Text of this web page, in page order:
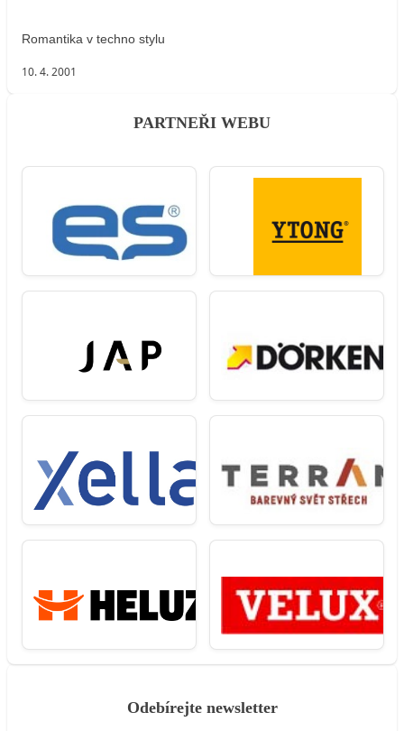
Romantika v techno stylu
10. 4. 2001
PARTNEŘI WEBU
Odebírejte newsletter